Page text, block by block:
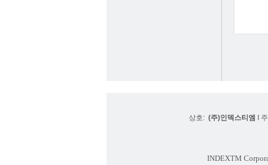
상호: (주)인덱스티엠
I
INDEXTM